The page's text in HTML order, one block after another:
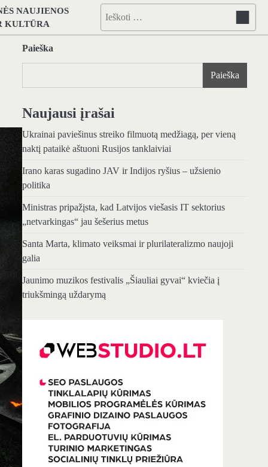
NAUJIENOS
KULTŪRA
Ieškoti:
Paieška
Paieška
Naujausi įrašai
Ukrainai paviešinus streiko filmuotą medžiagą, per vieną
naktį pataikė aštuoni Rusijos tanklaiviai
Irano karas sugadino JAV ir Indijos ryšius – užsienio
politika
Ministras pripažįsta, kad Latvijos viešasis IT sektorius
„netvarkingas“ jau šešerius metus
Santa Marta, klimato veiksmai ir plurilateralizmo naujoji
galia
Jaunimo muzikos festivalis „Šiauliai gyvai“ kviečia į
triukšmingą uždarymą